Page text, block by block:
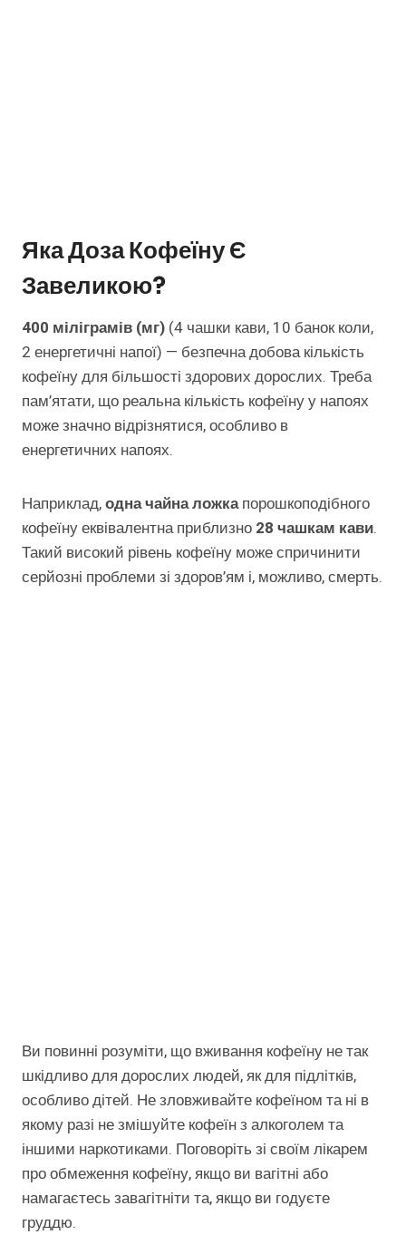
Яка Доза Кофеїну Є
Завеликою?
400 міліграмів (мг) (4 чашки кави, 10 банок коли,
2 енергетичні напої) — безпечна добова кількість
кофеїну для більшості здорових дорослих. Треба
пам’ятати, що реальна кількість кофеїну у напоях
може значно відрізнятися, особливо в
енергетичних напоях.
Наприклад,одна чайна ложкапорошкоподібного
кофеїну еквівалентна приблизно 28 чашкам кави.
Такий високий рівень кофеїну може спричинити
серйозні проблеми зі здоров’ям і, можливо, смерть.
Ви повинні розуміти, що вживання кофеїну не так
шкідливо для дорослих людей, як для підлітків,
особливо дітей. Не зловживайте кофеїном та ні в
якому разі не змішуйте кофеїн з алкоголем та
іншими наркотиками. Поговоріть зі своїм лікарем
про обмеження кофеїну, якщо ви вагітні або
намагаєтесь завагітніти та, якщо ви годуєте
груддю.